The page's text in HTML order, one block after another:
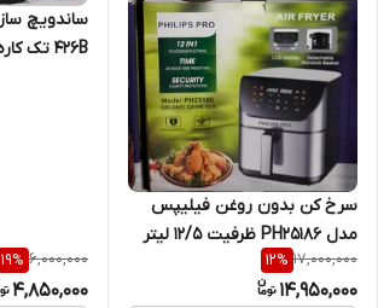
سرخ کن بدون روغن فیلیپس
مدل PH25186 ظرفیت 12/5 لیتر
لمسی با امکانات جدید
17,000,000
12%
14,950,000
426B تک کاره با ۴ خانه استیل
6,000,000
19%
4,850,000